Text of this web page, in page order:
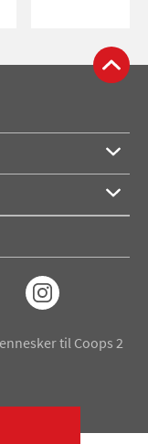
til Coops 2